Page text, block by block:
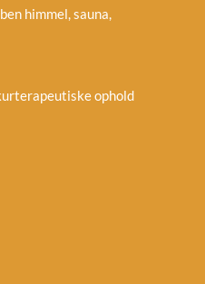
himmel, sauna,
ophold